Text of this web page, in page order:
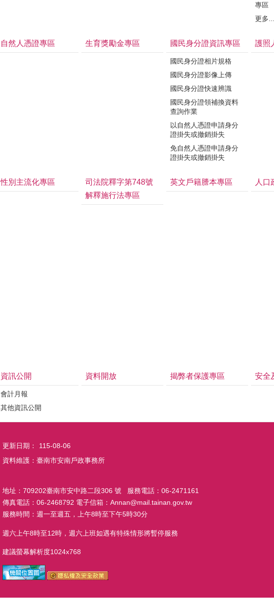
專區
更多...
自然人憑證專區 生育獎勵金專區 國民身分證資訊專區
國民身分證相片規格
國民身分證影像上傳
國民身分證快速辨識
國民身分證領補換資料
查詢作業
以自然人憑證申請身分
證掛失或撤銷掛失
免自然人憑證申請身分
證掛失或撤銷掛失
護照
性別主流化專區
司法院釋字第748號
解釋施行法專區
英文戶籍謄本專區 人口
資訊公開
會計月報
其他資訊公開
資料開放 揭弊者保護專區 安全
更新日期：
115-08-06
資料維護：臺南市安南戶政事務所
地址：709202臺南市安中路二段306 號 服務電話：06-2471161
傳真電話：06-2468792 電子信箱：Annan@mail.tainan.gov.tw
服務時間：週一至週五，上午8時至下午5時30分
週六上午8時至12時，週六上班如遇有特殊情形將暫停服務
建議螢幕解析度1024x768